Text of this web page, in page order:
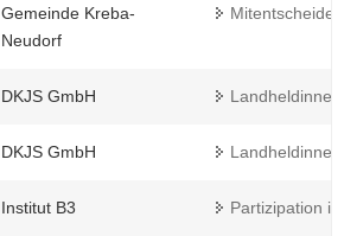
Gemeinde Kreba-
Neudorf
DKJS GmbH
DKJS GmbH
Institut B3 Partizipation